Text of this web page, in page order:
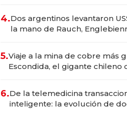
4.Dos argentinos levantaron
la mano de Rauch,
5.Viaje a la mina de cobre más
Escondida, el gigante chileno
6.De la telemedicina
inteligente: la evolución de